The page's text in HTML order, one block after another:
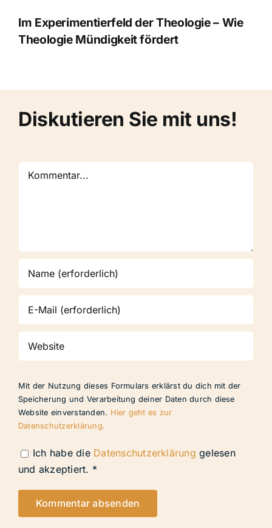
Im Experimentierfeld der Theologie – Wie
Theologie Mündigkeit fördert
Diskutieren Sie mit uns!
Mit der Nutzung dieses Formulars erklärst du dich mit der
Speicherung und Verarbeitung deiner Daten durch diese
Website einverstanden. Hier geht es zur
Datenschutzerklärung.
Ich habe die Datenschutzerklärunggelesen
und akzeptiert. *